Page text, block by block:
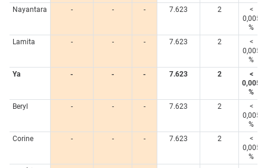
Nayantara
- - - 7.623 2
<
0,005
%
Lamita
- - - 7.623 2
<
0,005
%
Ya
- - - 7.623 2
<
0,005
%
Beryl
- - - 7.623 2
<
0,005
%
Corine
- - - 7.623 2
<
0,005
%